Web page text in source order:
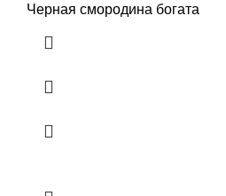
Черная смородина богата